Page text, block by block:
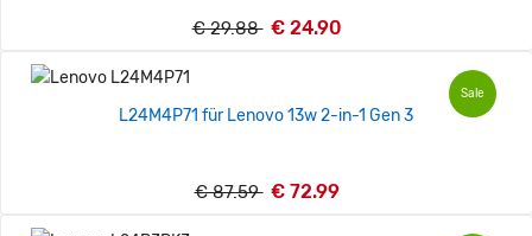
€ 29.88 € 24.90
Sale
L24M4P71 für Lenovo 13w 2-in-1 Gen 3
€ 87.59 € 72.99